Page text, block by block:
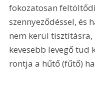
fokozatosan
szennyeződéssel, és
nem kerül
kevesebb levegő tud
rontja a hűtő (fűtő)